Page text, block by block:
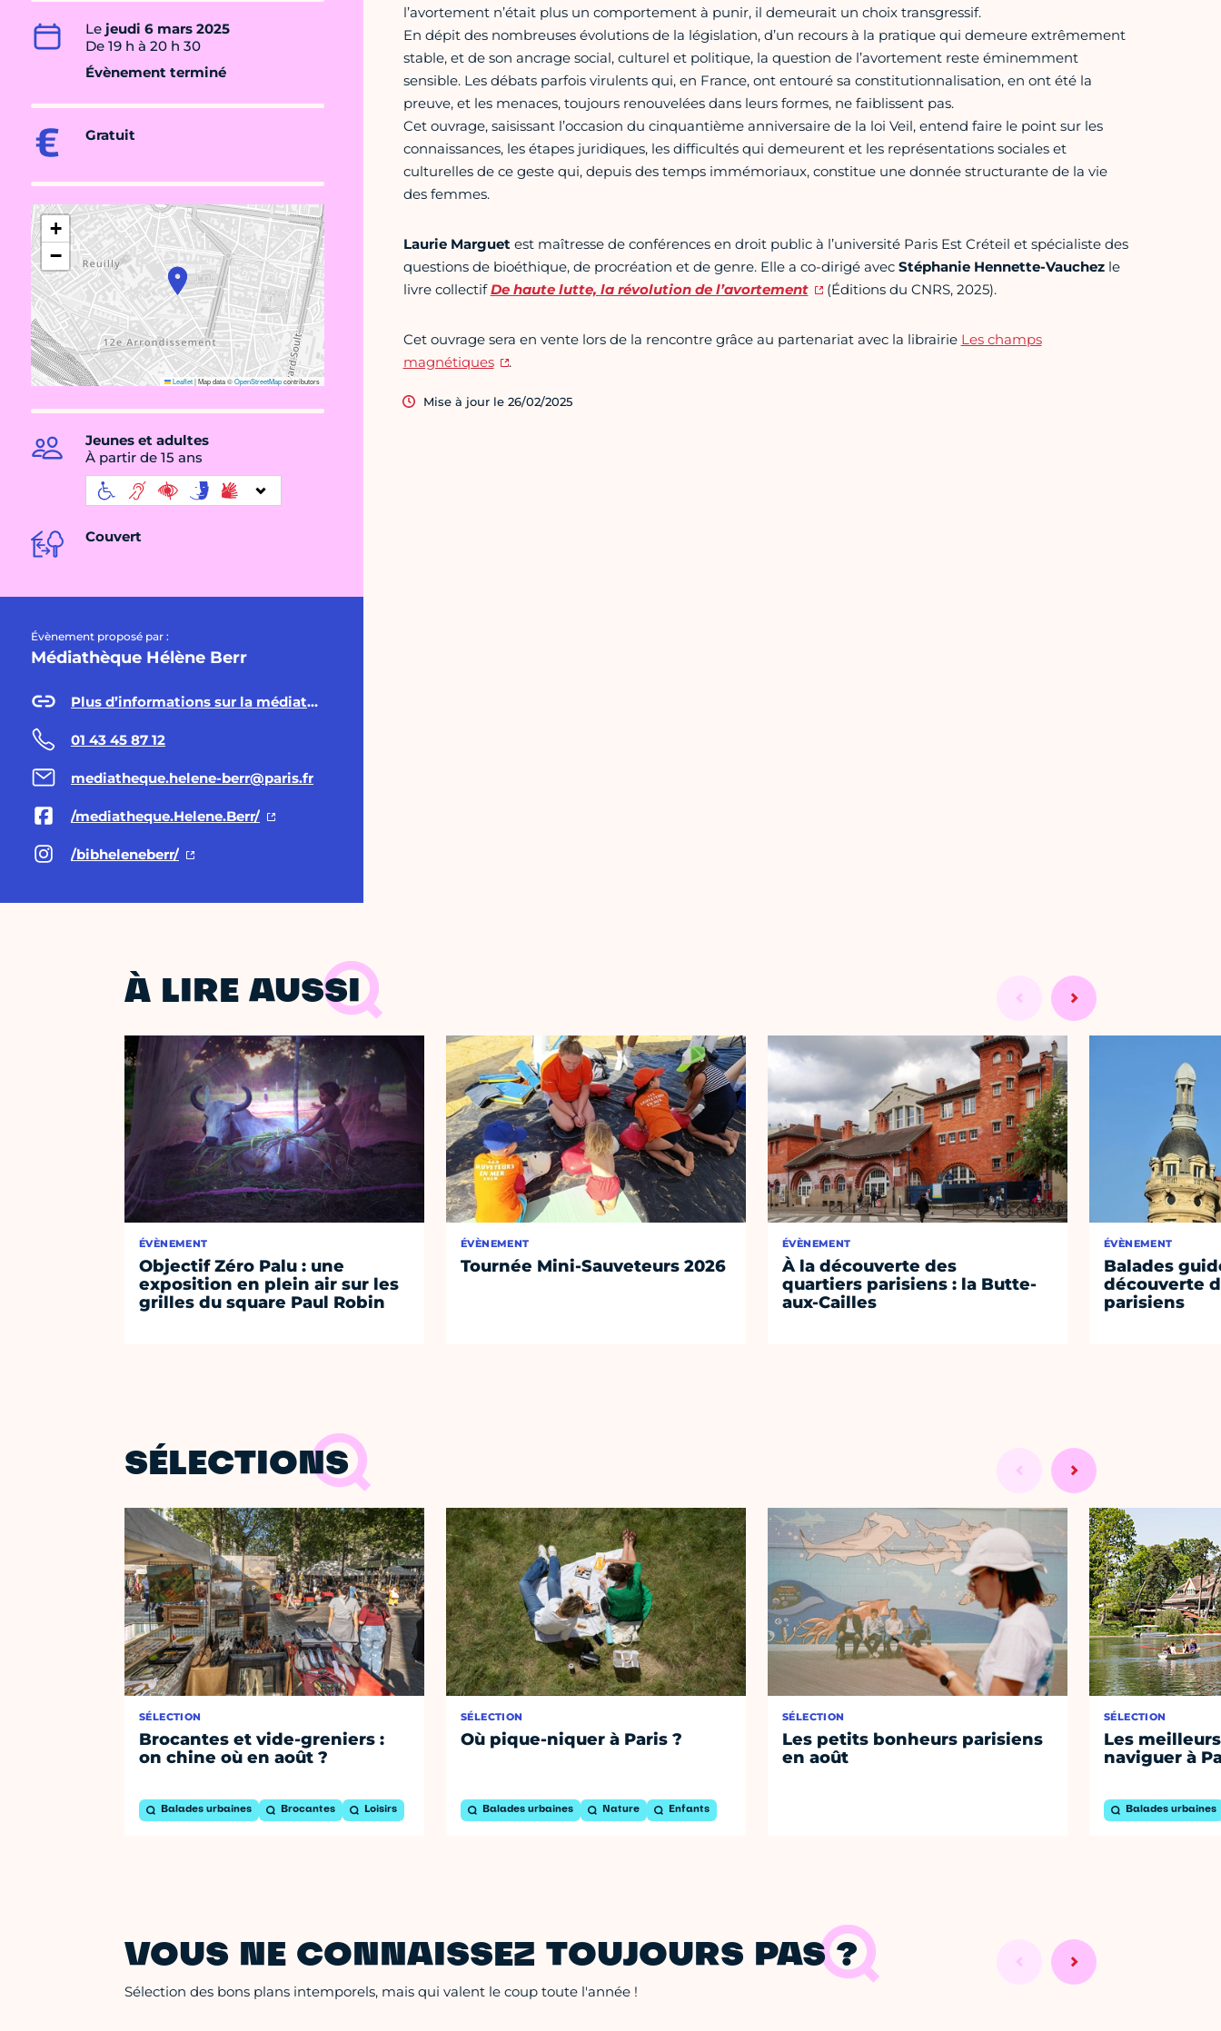
Le jeudi 6 mars 2025
De 19 h à 20 h 30
Évènement terminé
Gratuit
+
−
Leaflet|Map data ©OpenStreetMapcontributors
Jeunes et adultes
À partir de 15 ans
Couvert
Évènement proposé par :
Médiathèque Hélène Berr
Plus d’informations sur la médiathèque Hélène Berr
01 43 45 87 12
mediatheque.helene-berr@paris.fr
/mediatheque.Helene.Berr/
/bibheleneberr/
l’avortement n’était plus un comportement à punir, il demeurait un choix transgressif.
En dépit des nombreuses évolutions de la législation, d’un recours à la pratique qui demeure extrêmement
stable, et de son ancrage social, culturel et politique, la question de l’avortement reste éminemment
sensible. Les débats parfois virulents qui, en France, ont entouré sa constitutionnalisation, en ont été la
preuve, et les menaces, toujours renouvelées dans leurs formes, ne faiblissent pas.
Cet ouvrage, saisissant l’occasion du cinquantième anniversaire de la loi Veil, entend faire le point sur les
connaissances, les étapes juridiques, les difficultés qui demeurent et les représentations sociales et
culturelles de ce geste qui, depuis des temps immémoriaux, consti­tue une donnée structurante de la vie
des femmes.
Laurie Marguetest maîtresse de conférences en droit public à l’université Paris Est Créteil et spécialiste des
questions de bioéthique, de procréation et de genre. Elle a co-dirigé avec Stéphanie Hennette-Vauchezle
livre collectif De haute lutte, la révolution de l’avortement (Éditions du CNRS, 2025).
Cet ouvrage sera en vente lors de la rencontre grâce au partenariat avec la librairie Les champs
magnétiques
.
Mise à jour le 26/02/2025
À LIRE AUSSI
ÉVÈNEMENT
Objectif Zéro Palu : une
exposition en plein air sur les
grilles du square Paul Robin
ÉVÈNEMENT
Tournée Mini-Sauveteurs 2026
ÉVÈNEMENT
À la découverte des
quartiers parisiens : la Butte-
aux-Cailles
ÉVÈNEMENT
Balades
découverte
parisiens
SÉLECTIONS
SÉLECTION
Brocantes et vide-greniers :
on chine où en août ?
Balades urbaines Brocantes Loisirs
SÉLECTION
Où pique-niquer à Paris ?
Balades urbaines Nature Enfants
SÉLECTION
Les petits bonheurs parisiens
en août
SÉLECTION
Les
naviguer à
Balades urbaines
VOUS NE CONNAISSEZ TOUJOURS PAS ?
Sélection des bons plans intemporels, mais qui valent le coup toute l'année !